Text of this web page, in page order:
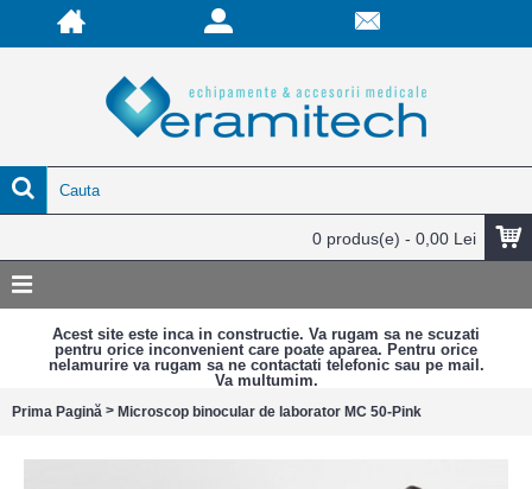
0 produs(e) - 0,00 Lei
Acest site este inca in constructie. Va rugam sa ne scuzati
pentru orice inconvenient care poate aparea. Pentru orice
nelamurire va rugam sa ne contactati telefonic sau pe mail.
Va multumim.
Prima Pagină > Microscop binocular de laborator MC 50-Pink